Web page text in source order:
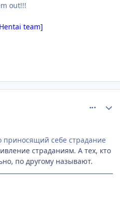
out!!!
team]
приносящий себе страдание
страданиям. А тех, кто
по другому называют.